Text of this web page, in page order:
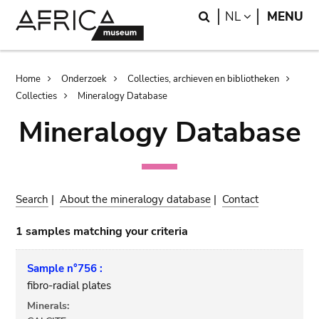
Search
NL LANGUAGE
MENU
Breadcrumb
Home Onderzoek
Collecties, archieven en bibliotheken
Collecties
Mineralogy Database
Mineralogy Database
Search |About the mineralogy database | Contact
1 samples matching your criteria
Sample n°756 :
fibro-radial plates
Minerals: